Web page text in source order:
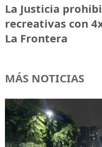
La Justicia
recreativas con
La Frontera
MÁS NOTICIAS